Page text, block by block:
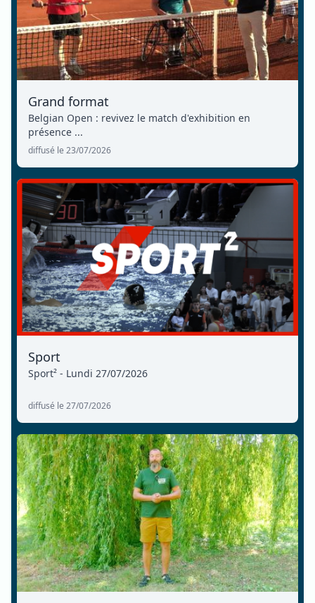
Grand format
Belgian Open : revivez le match d'exhibition en
présence ...
diffusé le 23/07/2026
Sport
Sport² - Lundi 27/07/2026
diffusé le 27/07/2026